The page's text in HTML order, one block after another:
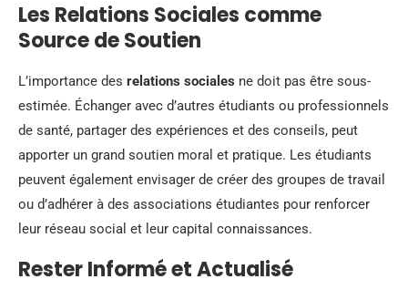
Les Relations Sociales comme
Source de Soutien
L’importance des relations sociales ne doit pas être sous-
estimée. Échanger avec d’autres étudiants ou professionnels
de santé, partager des expériences et des conseils, peut
apporter un grand soutien moral et pratique. Les étudiants
peuvent également envisager de créer des groupes de travail
ou d’adhérer à des associations étudiantes pour renforcer
leur réseau social et leur capital connaissances.
Rester Informé et Actualisé